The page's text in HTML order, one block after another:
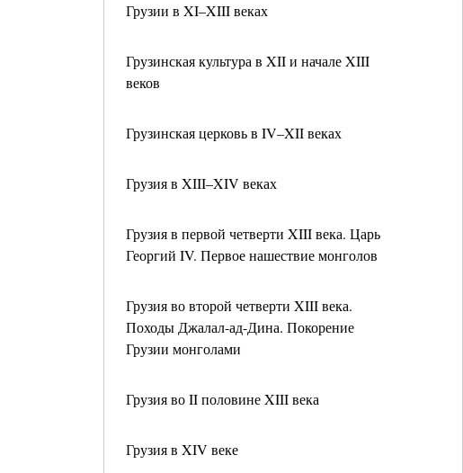
Грузии в XI–XIII веках
Грузинская культура в XII и начале XIII
веков
Грузинская церковь в IV–XII веках
Грузия в XIII–XIV веках
Грузия в первой четверти XIII века. Царь
Георгий IV. Первое нашествие монголов
Грузия во второй четверти XIII века.
Походы Джалал-ад-Дина. Покорение
Грузии монголами
Грузия во II половине XIII века
Грузия в XIV веке